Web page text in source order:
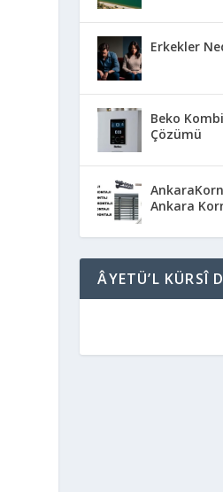
Erkekler
Beko
Çözümü
Ankara
ÂYETÜ’L KÜRSÎ